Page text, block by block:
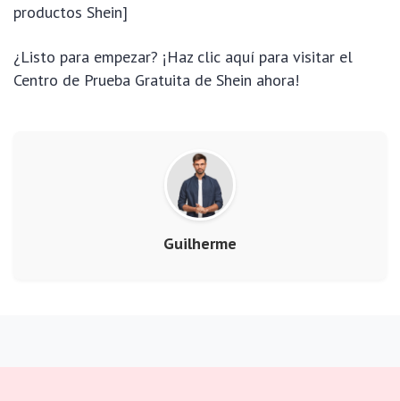
productos Shein]
¿Listo para empezar? ¡Haz clic aquí para visitar el
Centro de Prueba Gratuita de Shein ahora!
Guilherme